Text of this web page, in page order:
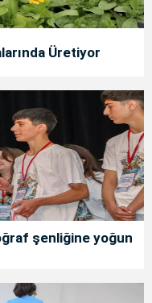
Üretiyor
şenliğine yoğun